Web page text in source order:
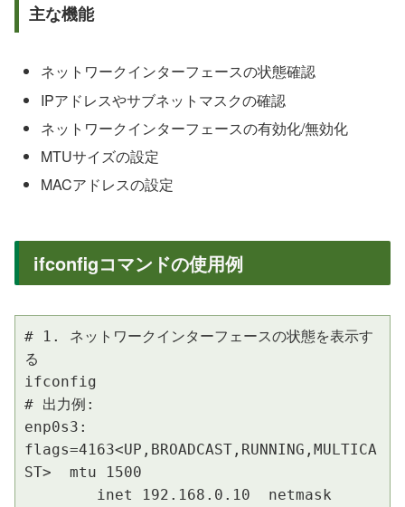
主な機能
ネットワークインターフェースの状態確認
IPアドレスやサブネットマスクの確認
ネットワークインターフェースの有効化/無効化
MTUサイズの設定
MACアドレスの設定
ifconfigコマンドの使用例
# 1. ネットワークインターフェースの状態を表示す
る
ifconfig
# 出力例:
enp0s3:
flags=4163<UP,BROADCAST,RUNNING,MULTICA
ST>  mtu 1500